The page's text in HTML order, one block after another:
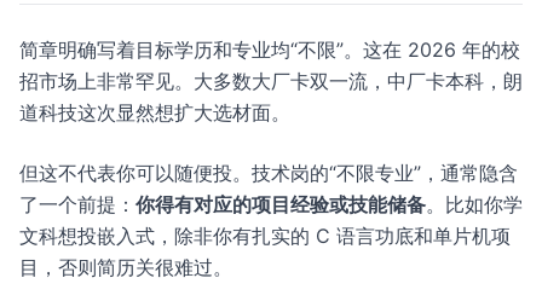
简章明确写着目标学历和专业均“不限”。这在 2026 年的校
招市场上非常罕见。大多数大厂卡双一流，中厂卡本科，朗
道科技这次显然想扩大选材面。
但这不代表你可以随便投。技术岗的“不限专业”，通常隐含
了一个前提： 你得有对应的项目经验或技能储备。比如你学
文科想投嵌入式，除非你有扎实的 C 语言功底和单片机项
目，否则简历关很难过。